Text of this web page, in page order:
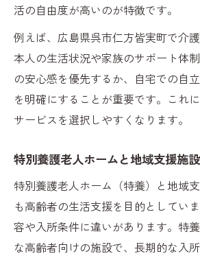
活の自由度が高いのが特徴です。
例えば、広島県呉市仁方皆実町で介護
本人の生活状況や家族のサポート体
の安心感を優先するか、自宅での自
を明確にすることが重要です。これ
サービスを選択しやすくなります。
特別養護老人ホームと地域支援施
特別養護老人ホーム（特養）と地域
も高齢者の生活支援を目的としてい
容や入所条件に違いがあります。特
な高齢者向けの施設で、長期的な入所